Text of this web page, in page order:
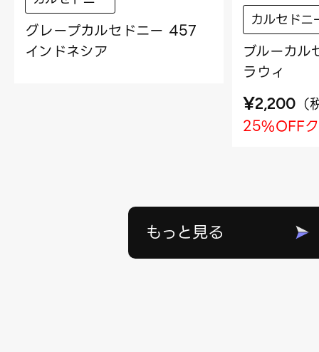
グレープカルセドニー 457
インドネシア
カルセドニ
ブルーカ
ラウィ
¥2,200 （
25%OFF
もっと見る